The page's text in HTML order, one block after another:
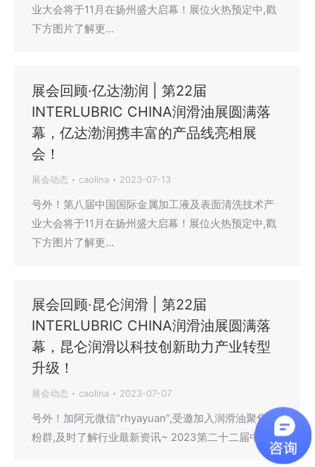
业大会将于11月在扬州盛大启幕！展位火热预定中,戳
下方图片了解更…
展会回顾·亿达渤润 | 第22届
INTERLUBRIC CHINA润滑油展圆满落
幕，亿达渤润携丰富的产品线亮相展
会！
展会动态 caolina 2023-07-13
号外！第八届中国国际金属加工液及表面清洗技术产
业大会将于11月在扬州盛大启幕！展位火热预定中,戳
下方图片了解更…
展会回顾·昆仑润滑 | 第22届
INTERLUBRIC CHINA润滑油展圆满落
幕，昆仑润滑以科技创新助力产业转型
升级！
展会动态 caolina 2023-07-07
号外！加阿元微信“rhyayuan”,受邀加入润滑油聚焦油
粉群,及时了解行业最新资讯~ 2023第二十二届中国…